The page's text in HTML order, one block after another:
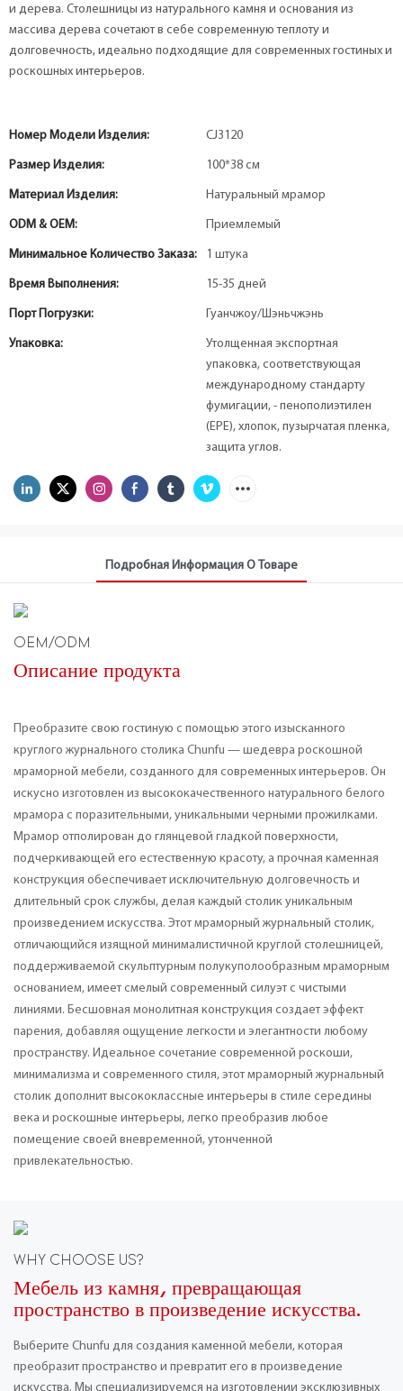
и дерева. Столешницы из натурального камня и основания из
массива дерева сочетают в себе современную теплоту и
долговечность, идеально подходящие для современных гостиных и
роскошных интерьеров.
Номер Модели Изделия: CJ3120
Размер Изделия: 100*38 см
Материал Изделия: Натуральный мрамор
ODM & OEM: Приемлемый
Минимальное Количество Заказа: 1 штука
Время Выполнения: 15-35 дней
Порт Погрузки: Гуанчжоу/Шэньчжэнь
Упаковка:
Утолщенная экспортная
упаковка, соответствующая
международному стандарту
фумигации, - пенополиэтилен
(EPE), хлопок, пузырчатая пленка,
защита углов.
Подробная Информация О Товаре
OEM/ODM
Описание продукта
Преобразите свою гостиную с помощью этого изысканного
круглого журнального столика Chunfu — шедевра роскошной
мраморной мебели, созданного для современных интерьеров. Он
искусно изготовлен из высококачественного натурального белого
мрамора с поразительными, уникальными черными прожилками.
Мрамор отполирован до глянцевой гладкой поверхности,
подчеркивающей его естественную красоту, а прочная каменная
конструкция обеспечивает исключительную долговечность и
длительный срок службы, делая каждый столик уникальным
произведением искусства. Этот мраморный журнальный столик,
отличающийся изящной минималистичной круглой столешницей,
поддерживаемой скульптурным полукуполообразным мраморным
основанием, имеет смелый современный силуэт с чистыми
линиями. Бесшовная монолитная конструкция создает эффект
парения, добавляя ощущение легкости и элегантности любому
пространству. Идеальное сочетание современной роскоши,
минимализма и современного стиля, этот мраморный журнальный
столик дополнит высококлассные интерьеры в стиле середины
века и роскошные интерьеры, легко преобразив любое
помещение своей вневременной, утонченной
привлекательностью.
WHY CHOOSE US?
Мебель из камня, превращающая
пространство в произведение искусства.
Выберите Chunfu для создания каменной мебели, которая
преобразит пространство и превратит его в произведение
искусства. Мы специализируемся на изготовлении эксклюзивных